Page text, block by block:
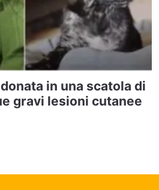
in una scatola di
gravi lesioni cutanee